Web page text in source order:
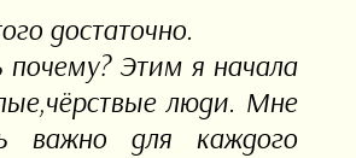
достаточно.
Этим я начала
люди. Мне
важно для каждого